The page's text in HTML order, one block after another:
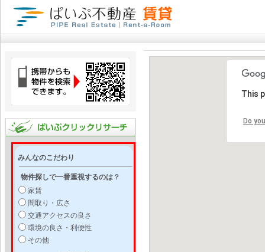
みんなのこだわり
物件探しで一番重視するのは？
家賃
間取り・広さ
交通アクセスの良さ
環境の良さ・利便性
その他
This
Do